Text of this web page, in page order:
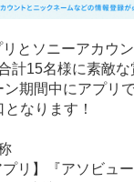
とソニーアカウ
計15名様に素敵
ン期間中にアプリ
なります！
プリ】『アソビュ